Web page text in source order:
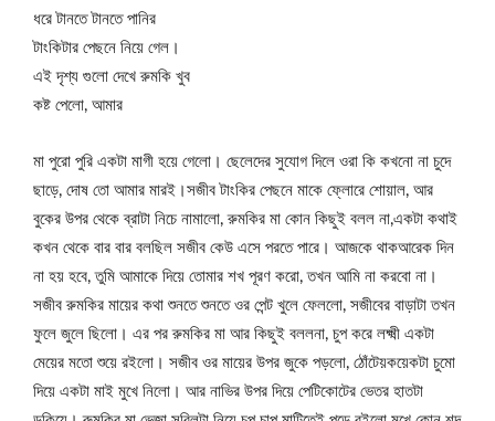
ধরে টানতে টানতে পানির
টাংকিটার পেছনে নিয়ে গেল।
এই দৃশ্য গুলো দেখে রুমকি খুব
কষ্ট পেলো, আমার
মা পুরো পুরি একটা মাগী হয়ে গেলো। ছেলেদের সুযোগ দিলে ওরা কি কখনো না চুদে
ছাড়ে, দোষ তো আমার মারই।সজীব টাংকির পেছনে মাকে ফ্লোরে শোয়াল, আর
বুকের উপর থেকে ব্রাটা নিচে নামালো, রুমকির মা কোন কিছুই বলল না,একটা কথাই
কখন থেকে বার বার বলছিল সজীব কেউ এসে পরতে পারে। আজকে থাকআরেক দিন
না হয় হবে, তুমি আমাকে দিয়ে তোমার শখ পূরণ করো, তখন আমি না করবো না।
সজীব রুমকির মায়ের কথা শুনতে শুনতে ওর পেন্ট খুলে ফেললো, সজীবের বাড়াটা তখন
ফুলে জুলে ছিলো। এর পর রুমকির মা আর কিছুই বললনা, চুপ করে লক্ষ্মী একটা
মেয়ের মতো শুয়ে রইলো। সজীব ওর মায়ের উপর জুকে পড়লো, ঠোঁটেয়কয়েকটা চুমো
দিয়ে একটা মাই মুখে নিলো। আর নাভির উপর দিয়ে পেটিকোটের ভেতর হাতটা